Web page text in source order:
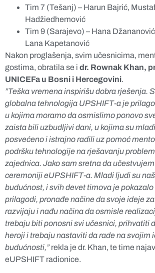
Tim 7 (Tešanj) – Harun Bajrić,
Hadžiedhemović
Tim 9 (Sarajevo) – Hana
Lana Kapetanović
Nakon proglašenja, svim učesnicima,
gostima, obratila se i dr. Rownak Khan,
UNICEFa u Bosni i Hercegovini.
”Teška vremena inspirišu dobra rješenja.
globalna tehnologija UPSHIFT-a je
u kojima moramo da osmislimo ponovo
zaista bili uzbudljivi dani, u kojima su
posvećeno i istrajno radili uz pomoć
podršku tehnologije na rješavanju
zajednica. Jako sam sretna da
ceremoniji eUPSHIFT-a. Mladi ljudi su
budućnost, i svih devet timova je
prilagodi, pronađe načine da svoje ideje
razvijaju i nađu načina da osmisle
trebaju biti ponosni svi učesnici, prihvatiti
heroji i trebaju nastaviti da rade na svojim
budućnosti,”rekla je dr. Khan, te time
eUPSHIFT radionice.